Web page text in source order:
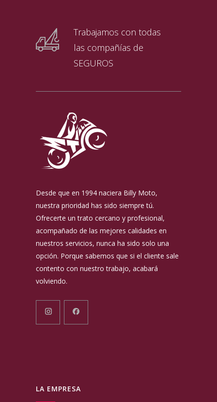
Trabajamos con todas
las compañías de
SEGUROS
Desde que en 1994 naciera Billy Moto,
nuestra prioridad has sido siempre tú.
Ofrecerte un trato cercano y profesional,
acompañado de las mejores calidades en
nuestros servicios, nunca ha sido solo una
opción. Porque sabemos que si el cliente sale
contento con nuestro trabajo, acabará
volviendo.
LA EMPRESA